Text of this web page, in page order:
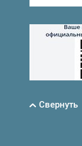
Свернуть